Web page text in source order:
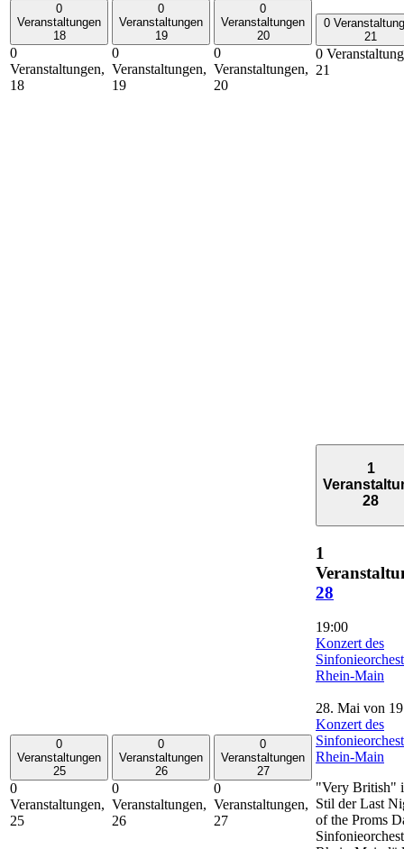
0
Veranstaltungen
18
0
Veranstaltungen,
18
0
Veranstaltungen
19
0
Veranstaltungen,
19
0
Veranstaltungen
20
0
Veranstaltungen,
20
0
21
0
21
0
Veranstaltungen
25
0
Veranstaltungen,
25
0
Veranstaltungen
26
0
Veranstaltungen,
26
0
Veranstaltungen
27
0
Veranstaltungen,
27
1
28
1
28
19:00
Konzert des
Rhein-Main
28. Mai von
Konzert des
Rhein-Main
"Very British"
Stil der Last
of the Proms